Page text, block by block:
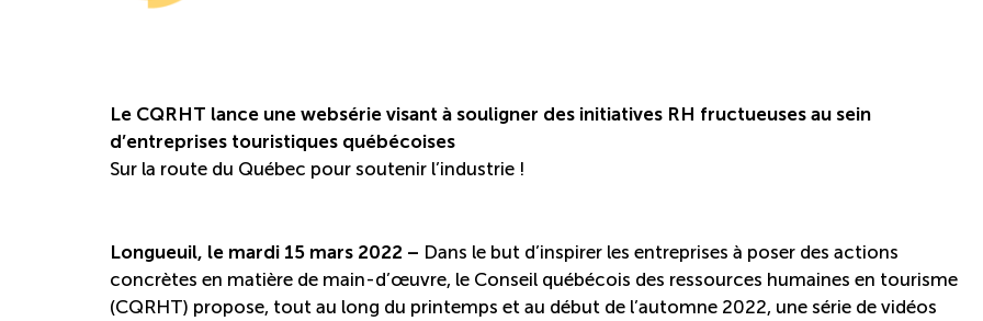
Le CQRHT lance une websérie visant à souligner des initiatives RH fructueuses au sein
d’entreprises touristiques québécoises
Sur la route du Québec pour soutenir l’industrie !
Longueuil, le mardi 15 mars 2022 – Dans le but d’inspirer les entreprises à poser des actions
concrètes en matière de main-d’œuvre, le Conseil québécois des ressources humaines en tourisme
(CQRHT) propose, tout au long du printemps et au début de l’automne 2022, une série de vidéos